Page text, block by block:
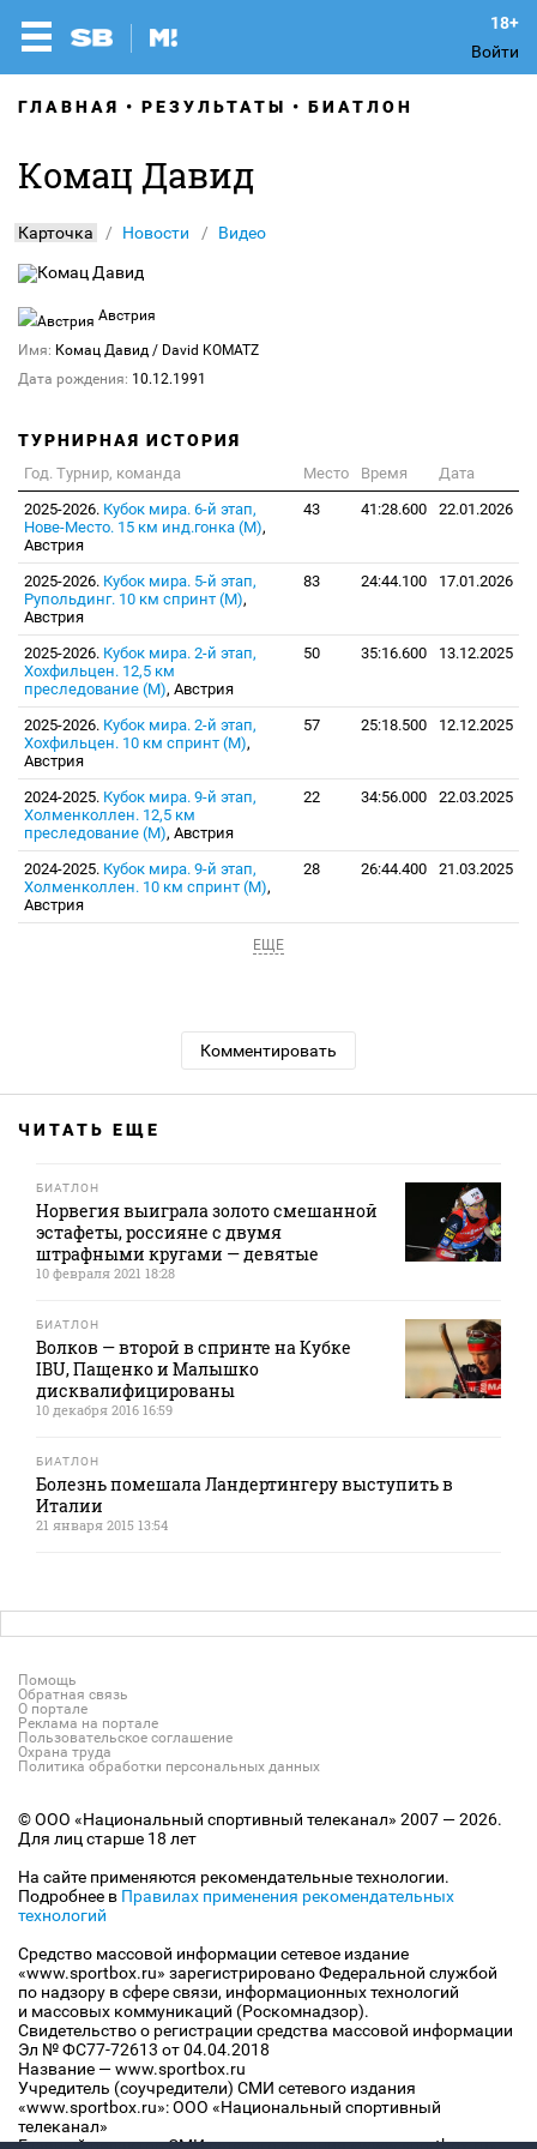
Войти
ГЛАВНАЯ РЕЗУЛЬТАТЫ БИАТЛОН
Комац Давид
Карточка Новости Видео
Австрия
Имя: Комац Давид / David KOMATZ
Дата рождения: 10.12.1991
ТУРНИРНАЯ ИСТОРИЯ
Год. Турнир, команда Место Время
Дата
2025-2026. Кубок мира. 6-й этап,
Нове-Место. 15 км инд.гонка (М),
Австрия
43 41:28.600 22.01.2026
2025-2026. Кубок мира. 5-й этап,
Рупольдинг. 10 км спринт (М),
Австрия
83 24:44.100 17.01.2026
2025-2026. Кубок мира. 2-й этап,
Хохфильцен. 12,5 км
преследование (М), Австрия
50 35:16.600 13.12.2025
2025-2026. Кубок мира. 2-й этап,
Хохфильцен. 10 км спринт (М),
Австрия
57 25:18.500 12.12.2025
2024-2025. Кубок мира. 9-й этап,
Холменколлен. 12,5 км
преследование (М), Австрия
22 34:56.000 22.03.2025
2024-2025. Кубок мира. 9-й этап,
Холменколлен. 10 км спринт (М),
Австрия
28 26:44.400 21.03.2025
ЕЩЕ
Комментировать
ЧИТАТЬ ЕЩЕ
БИАТЛОН
Норвегия выиграла золото смешанной
эстафеты, россияне с двумя
штрафными кругами — девятые
10 февраля 2021 18:28
БИАТЛОН
Волков — второй в спринте на Кубке
IBU, Пащенко и Малышко
дисквалифицированы
10 декабря 2016 16:59
БИАТЛОН
Болезнь помешала Ландертингеру выступить в
Италии
21 января 2015 13:54
Помощь
Обратная связь
О портале
Реклама на портале
Пользовательское соглашение
Охрана труда
Политика обработки персональных данных
© ООО «Национальный спортивный телеканал» 2007 — 2026.
Для лиц старше 18 лет
На сайте применяются рекомендательные технологии.
Подробнее в Правилах применения рекомендательных
технологий
Средство массовой информации сетевое издание
«www.sportbox.ru» зарегистрировано Федеральной службой
по надзору в сфере связи, информационных технологий
и массовых коммуникаций (Роскомнадзор).
Свидетельство о регистрации средства массовой информации
Эл № ФС77-72613 от 04.04.2018
Название — www.sportbox.ru
Учредитель (соучредители) СМИ сетевого издания
«www.sportbox.ru»: ООО «Национальный спортивный
телеканал»